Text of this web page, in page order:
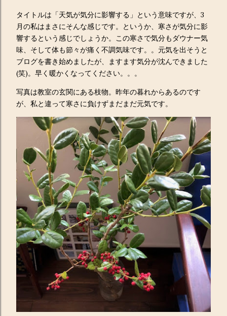
タイトルは「天気が気分に影響する」という意味ですが、3
月の私はまさにそんな感じです。というか、寒さが気分に影
響するという感じでしょうか。この寒さで気分もダウナー気
味、そして体も節々が痛く不調気味です。。元気を出そうと
ブログを書き始めましたが、ますます気分が沈んできました
(笑)。早く暖かくなってください。。。
写真は教室の玄関にある枝物。昨年の暮れからあるのです
が、私と違って寒さに負けずまだまだ元気です。